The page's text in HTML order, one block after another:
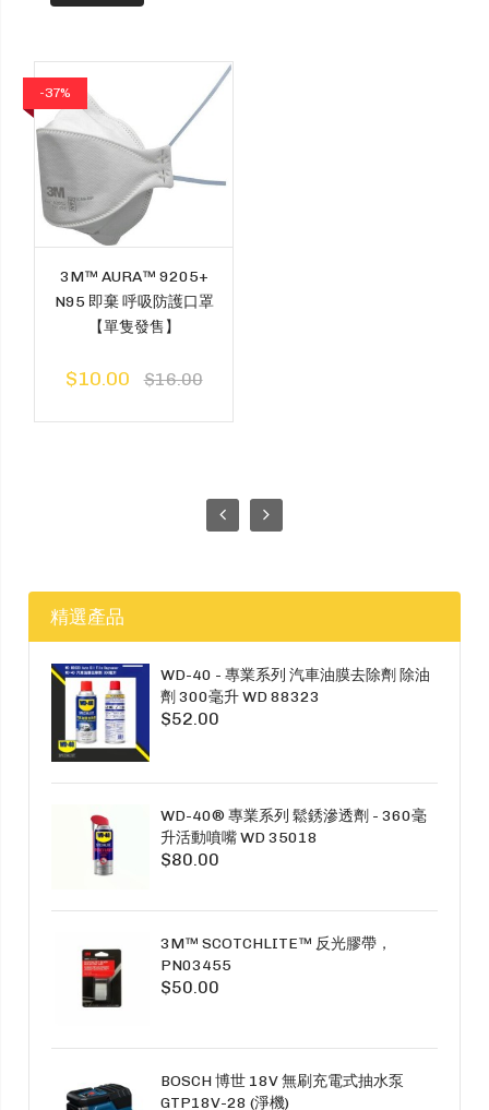
安全用品及個人防護
-37%
3M™ AURA™ 9205+
N95 即棄 呼吸防護口罩
【單隻發售】
$10.00 $16.00
精選產品
WD-40 - 專業系列 汽車油膜去除劑 除油
劑 300毫升 WD 88323
$52.00
WD-40® 專業系列 鬆銹滲透劑 - 360毫
升活動噴嘴 WD 35018
$80.00
3M™ SCOTCHLITE™ 反光膠帶，
PN03455
$50.00
BOSCH 博世 18V 無刷充電式抽水泵
GTP18V-28 (淨機)